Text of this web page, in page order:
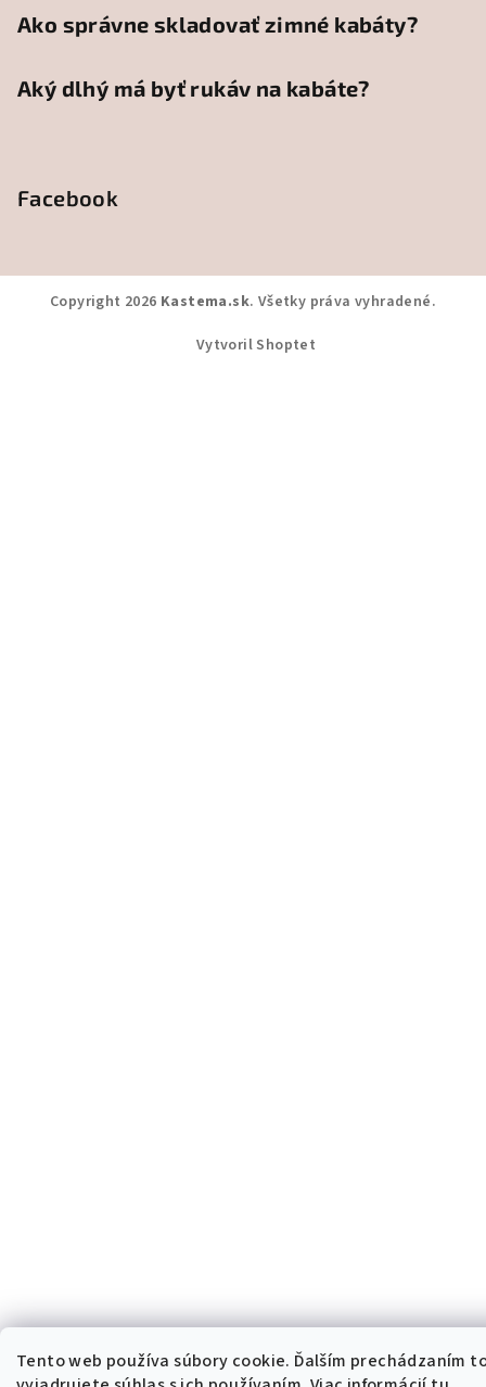
Tento web používa súbory cookie. Ďalším prechádzaním
Ako správne skladovať zimné kabáty?
Aký dlhý má byť rukáv na kabáte?
Facebook
Copyright 2026 Kastema.sk. Všetky práva vyhradené.
Vytvoril Shoptet